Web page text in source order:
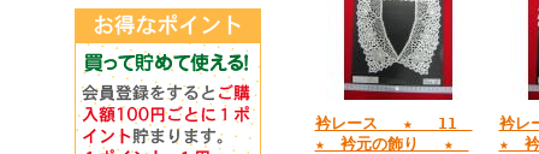
衿レース ★ 11
★ 衿元の飾り ★
衿
★